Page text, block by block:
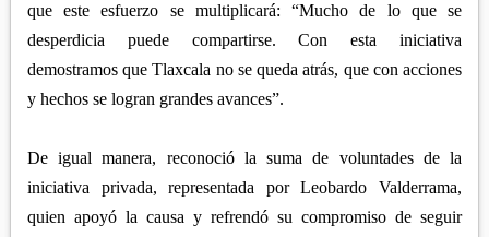
que este esfuerzo se multiplicará: “Mucho de lo que se
desperdicia puede compartirse. Con esta iniciativa
demostramos que Tlaxcala no se queda atrás, que con acciones
y hechos se logran grandes avances”.
De igual manera, reconoció la suma de voluntades de la
iniciativa privada, representada por Leobardo Valderrama,
quien apoyó la causa y refrendó su compromiso de seguir